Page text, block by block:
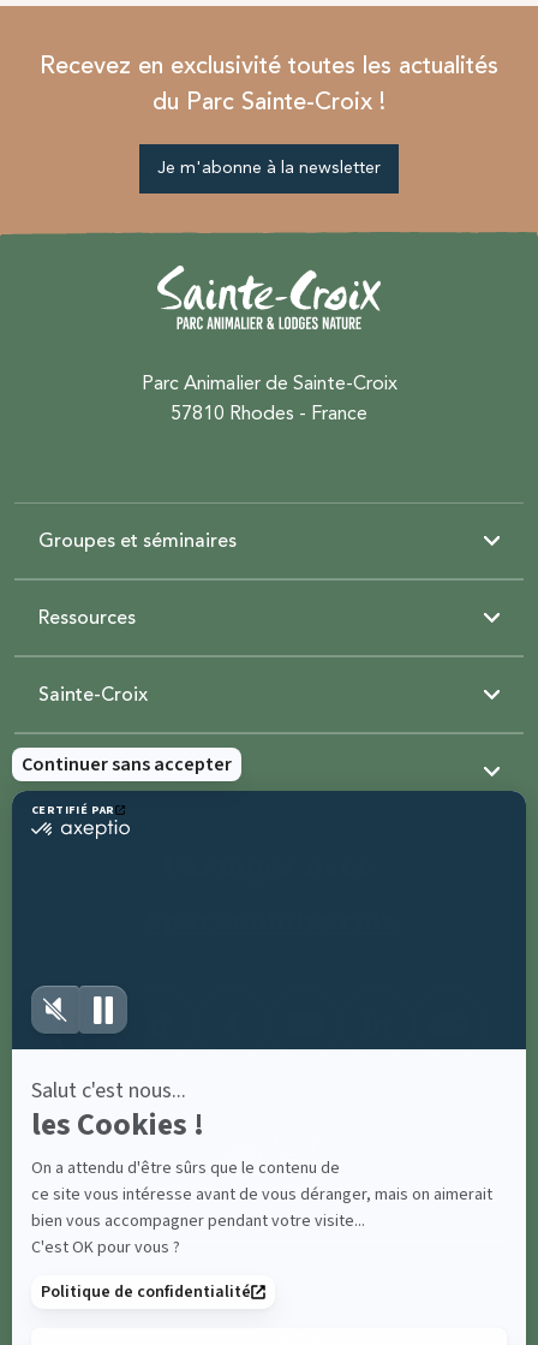
Recevez en exclusivité toutes les actualités
du Parc Sainte-Croix !
Je m'abonne à la newsletter
Parc Animalier de Sainte-Croix
57810 Rhodes - France
Groupes et séminaires
Ressources
Sainte-Croix
Contactez-nous